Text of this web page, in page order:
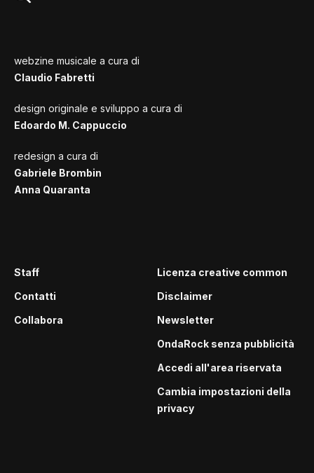
webzine musicale a cura di
Claudio Fabretti
design originale e sviluppo a cura di
Edoardo M. Cappuccio
redesign a cura di
Gabriele Brombin
Anna Quaranta
Staff
Contatti
Collabora
Licenza creative common
Disclaimer
Newsletter
OndaRock senza pubblicità
Accedi all'area riservata
Cambia impostazioni della
privacy